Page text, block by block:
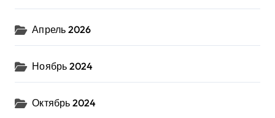
Апрель 2026
Ноябрь 2024
Октябрь 2024